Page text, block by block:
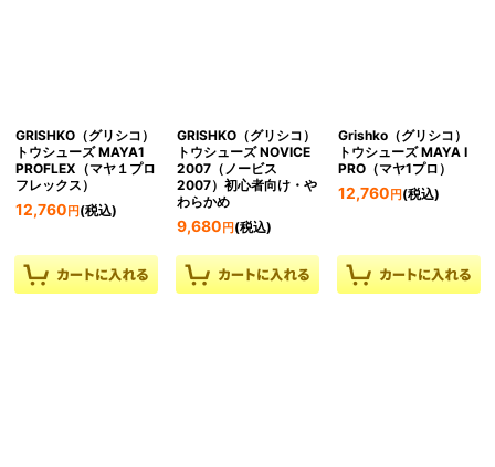
GRISHKO（グリシコ）
トウシューズ MAYA1
PROFLEX（マヤ１プロ
フレックス）
12,760 円 (税込)
GRISHKO（グリシコ）
トウシューズ NOVICE
2007（ノービス
2007）初心者向け・や
わらかめ
9,680 円(税込)
Grishko（グリシコ）
トウシューズ MAYA I
PRO（マヤ1プロ）
12,760 円(税込)